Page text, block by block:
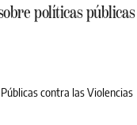
políticas públicas
contra las Violencias